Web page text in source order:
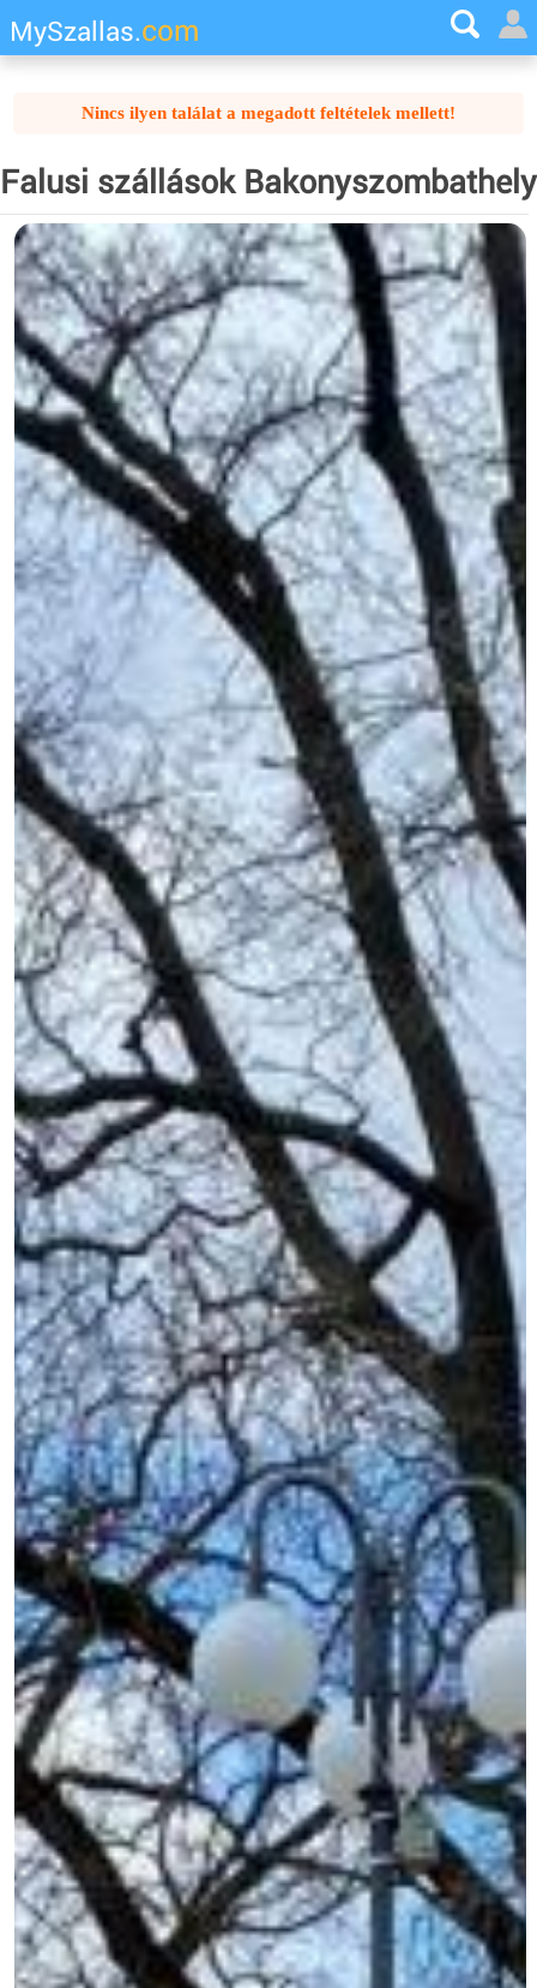
MySzallas.com
Nincs ilyen találat a megadott feltételek mellett!
Falusi szállások Bakonyszombathely